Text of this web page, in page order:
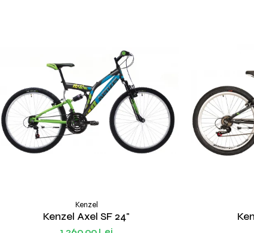
Kenzel
Kenzel Axel SF 24"